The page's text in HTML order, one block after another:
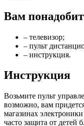
Вам
– телевизор;
– пульт
– инструкция.
Инструкция
Возьмите пульт
возможно, вам
магазинах
часто защита от детей